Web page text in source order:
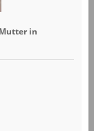
in